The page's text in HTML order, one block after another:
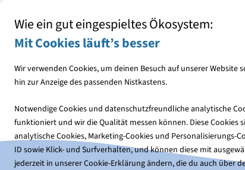
Wie ein gut eingespieltes Ökosystem:
Mit Cookies läuft’s besser
Wir verwenden Cookies, um deinen Besuch auf unserer
hin zur Anzeige des passenden Nistkastens.
Notwendige Cookies und datenschutzfreundliche analytische
funktioniert und wir die Qualität messen können. Diese
analytische Cookies, Marketing-Cookies und Personalisierungs-
ID sowie Klick- und Surfverhalten, und können diese mit
jederzeit in unserer Cookie-Erklärung ändern, die du auch über
Downloads NABU-Tipp "Meere schützen" (Digital)